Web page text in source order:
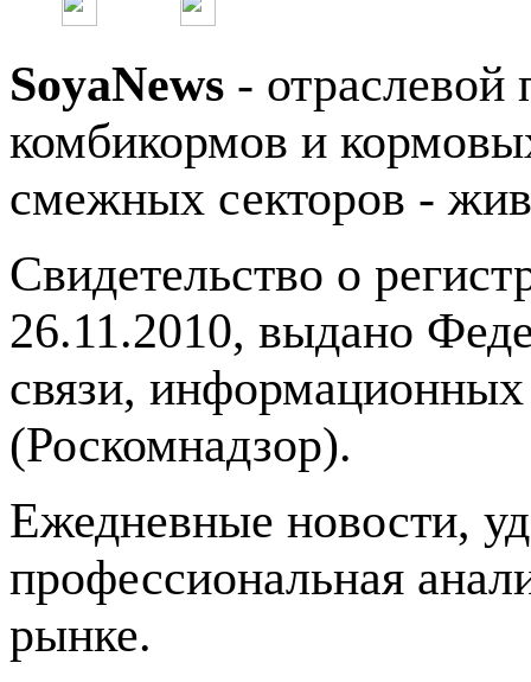
SoyaNews - отраслевой
комбикормов и
смежных секторов -
Свидетельство о
26.11.2010, выдано
связи,
(Роскомнадзор).
Ежедневные новости,
профессиональная
рынке.